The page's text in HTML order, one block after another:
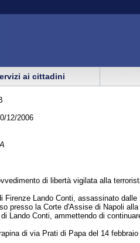
ai cittadini
12/2006
di libertà vigilata alla
Lando Conti, assassinato
presso la Corte d'Assise di Napoli
Lando Conti, ammettendo di
di via Prati di Papa del 14